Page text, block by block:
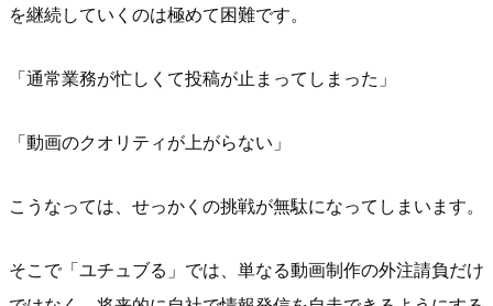
を継続していくのは極めて困難です。
「通常業務が忙しくて投稿が止まってしまった」
「動画のクオリティが上がらない」
こうなっては、せっかくの挑戦が無駄になってしまいます。
そこで「ユチュブる」では、単なる動画制作の外注請負だけ